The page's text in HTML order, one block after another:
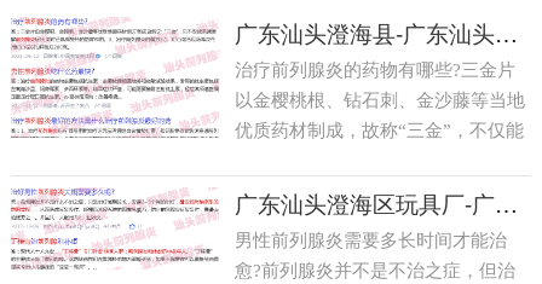
广东汕头澄海县-广东汕头澄海专治男性科前列腺炎小药丸嗨
治疗前列腺炎的药物有哪些?三金片
以金樱桃根、钻石刺、金沙藤等当地
优质药材制成，故称“三金”，不仅能
补肾利益功能。3、治疗前列腺炎处
方3.1、痛风苦瓜汤每次可使用痛风6
个...[详情]
广东汕头澄海区玩具厂-广东汕头澄海专治前列腺炎的药
男性前列腺炎需要多长时间才能治
愈?前列腺炎并不是不治之症，但治